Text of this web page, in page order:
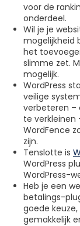
voor de
onderdeel.
Wil je je
mogelijkheid
het
slimme zet.
mogelijk.
WordPress
veilige
verbeteren –
te verkleinen
WordFence
zijn.
Tenslotte is
WordPress
WordPress-
Heb je een
betalings-
goede
gemakkelijk